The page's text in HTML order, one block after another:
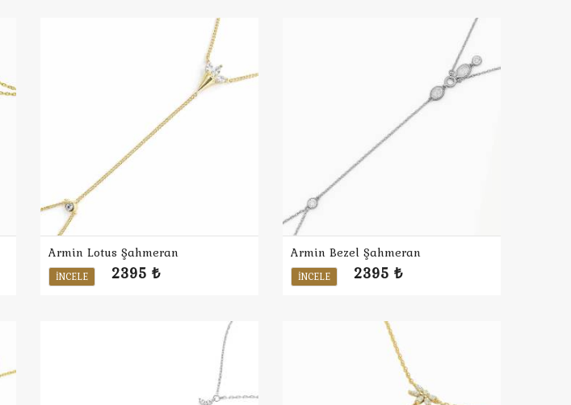
Armin Lotus Şahmeran
İNCELE 2395 ₺
Armin Bezel Şahmeran
İNCELE 2395 ₺